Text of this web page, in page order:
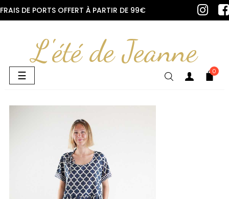
FRAIS DE PORTS OFFERT À PARTIR DE 99€
L'été de Jeanne
Basculer
la
☰ 0